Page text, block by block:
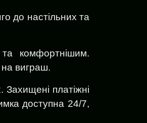
до настільних та
та комфортнішим.
на виграш.
платіжні
доступна 24/7,